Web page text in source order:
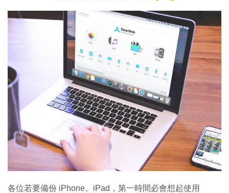
教學評測
生成式AI與雲端應用
Enterprise Digital Transformation
特集
各位若要備份 iPhone、iPad，第一時間必會想起使用